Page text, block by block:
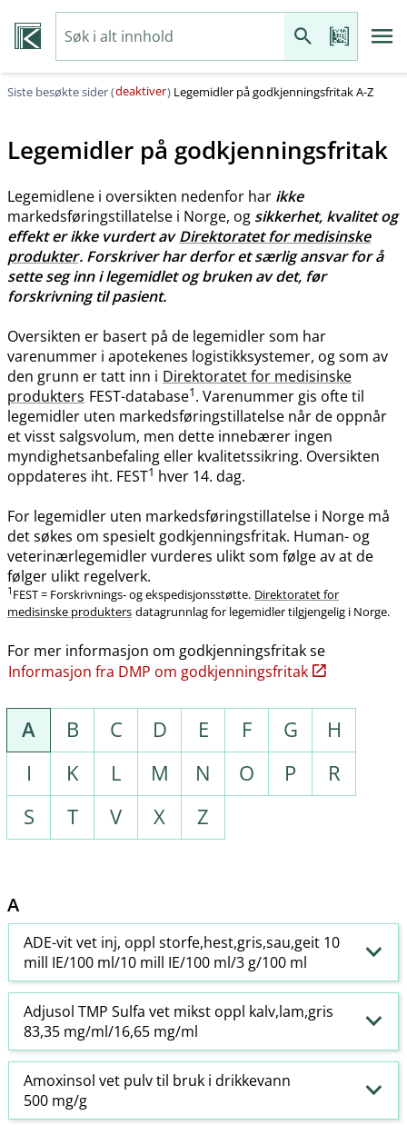
Siste besøkte sider (deaktiver) Legemidler på godkjenningsfritak A-Z
Legemidler på godkjenningsfritak
Legemidlene i oversikten nedenfor har ikke
markedsføringstillatelse i Norge, og sikkerhet, kvalitet og
effekt er ikke vurdert avDirektoratet for medisinske
produkter. Forskriver har derfor et særlig ansvar for å
sette seg inn i legemidlet og bruken av det, før
forskrivning til pasient.
Oversikten er basert på de legemidler som har
varenummer i apotekenes logistikksystemer, og som av
den grunn er tatt inn i Direktoratet for medisinske
produkters FEST-database1. Varenummer gis ofte til
legemidler uten markedsføringstillatelse når de oppnår
et visst salgsvolum, men dette innebærer ingen
myndighetsanbefaling eller kvalitetssikring. Oversikten
oppdateres iht. FEST1 hver 14. dag.
For legemidler uten markedsføringstillatelse i Norge må
det søkes om spesielt godkjenningsfritak. Human- og
veterinærlegemidler vurderes ulikt som følge av at de
følger ulikt regelverk.
1 FEST = Forskrivnings- og ekspedisjonsstøtte. Direktoratet for
medisinske produkters datagrunnlag for legemidler tilgjengelig i Norge.
For mer informasjon om godkjenningsfritak se
Informasjon fra DMP om godkjenningsfritak
A B C D E F G
H
I
K L M N O P
R
S
T V X Z
A
ADE-vit vet inj, oppl storfe,hest,gris,sau,geit 10
mill IE/100 ml/10 mill IE/100 ml/3 g/100 ml
Adjusol TMP Sulfa vet mikst oppl kalv,lam,gris
83,35 mg/ml/16,65 mg/ml
Amoxinsol vet pulv til bruk i drikkevann
500 mg/g